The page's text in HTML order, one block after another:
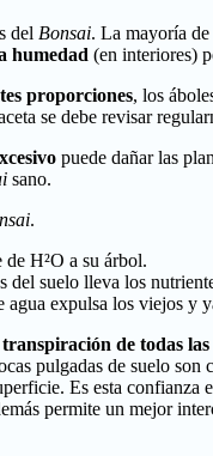
del Bonsai. La mayoría
humedad (en interiores)
proporciones, los
se debe revisar
puede dañar las
sano.
.
H²O a su árbol.
del suelo lleva los
expulsa los viejos y
de todas
pulgadas de suelo
Es esta confianza
permite un mejor